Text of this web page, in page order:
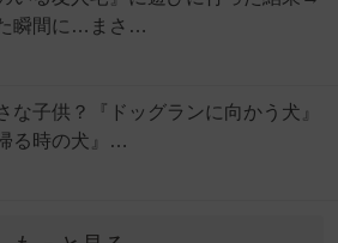
瞬間に…まさ…
な子供？『ドッグランに向かう犬』
る時の犬』…